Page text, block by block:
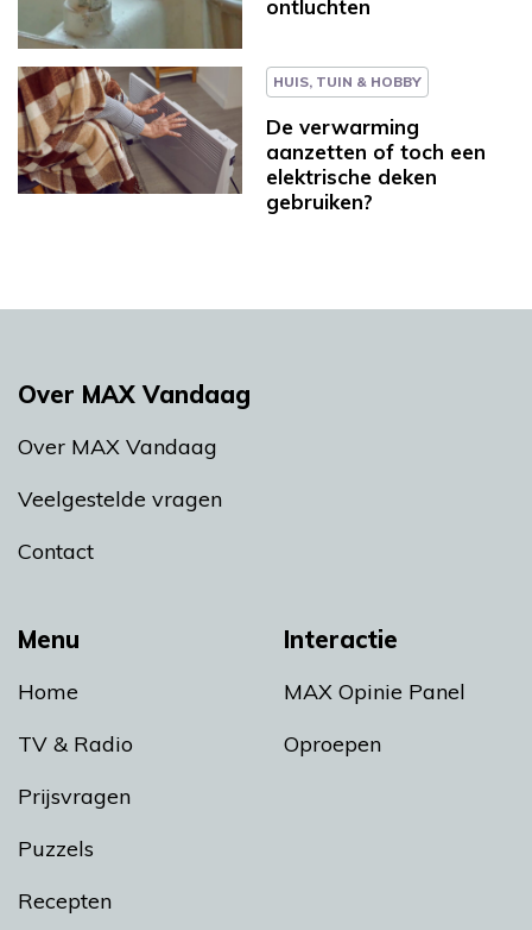
ontluchten
HUIS, TUIN & HOBBY
De verwarming
aanzetten of toch een
elektrische deken
gebruiken?
Menu
Home
TV & Radio
Prijsvragen
Puzzels
Recepten
Interactie
MAX Opinie Panel
Oproepen
Over MAX Vandaag
Over MAX Vandaag
Veelgestelde vragen
Contact